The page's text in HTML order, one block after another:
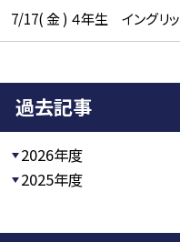
7/17( 金 ) ４年生 イングリ
過去記事
2026年度
2025年度